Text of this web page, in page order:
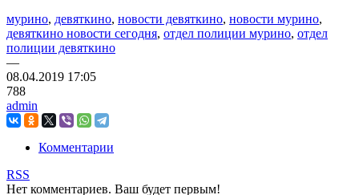
мурино, девяткино, новости девяткино, новости мурино,
девяткино новости сегодня, отдел полиции мурино, отдел
полиции девяткино
—
08.04.2019 17:05
788
admin
Комментарии
RSS
Нет комментариев. Ваш будет первым!